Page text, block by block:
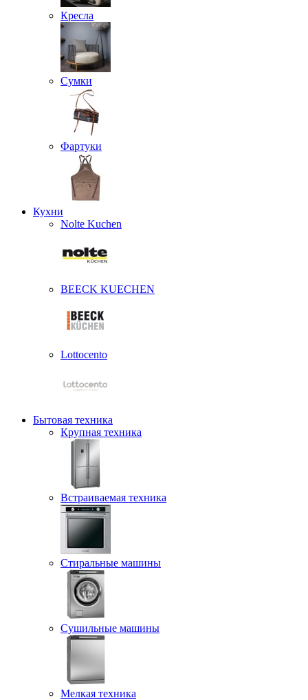
Кресла
Сумки
Фартуки
Кухни
Nolte Kuchen
BEECK KUECHEN
Lottocento
Бытовая техника
Крупная техника
Встраиваемая техника
Стиральные машины
Сушильные машины
Мелкая техника